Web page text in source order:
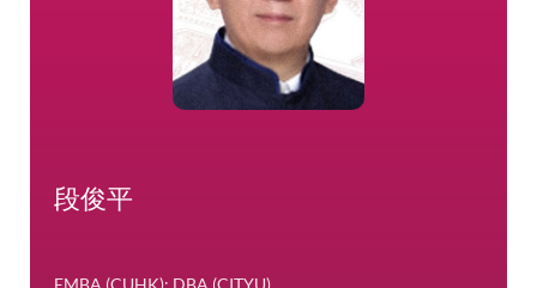
段俊平
EMBA (CUHK); DBA (CITYU)